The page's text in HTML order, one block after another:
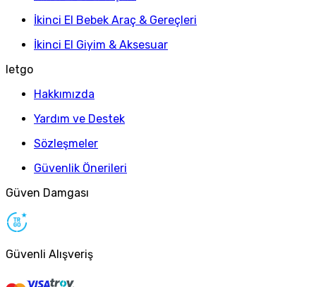
İkinci El Bebek Araç & Gereçleri
İkinci El Giyim & Aksesuar
letgo
Hakkımızda
Yardım ve Destek
Sözleşmeler
Güvenlik Önerileri
Güven Damgası
Güvenli Alışveriş